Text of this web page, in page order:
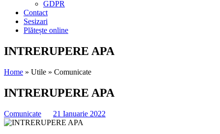
GDPR
Contact
Sesizari
Plătește online
INTRERUPERE APA
Home » Utile » Comunicate
INTRERUPERE APA
Comunicate 21 Ianuarie 2022